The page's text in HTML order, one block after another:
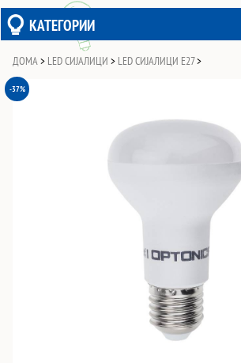
КАТЕГОРИИ
ДОМА > LED СИЈАЛИЦИ > LED СИЈАЛИЦИ Е27>
-37%